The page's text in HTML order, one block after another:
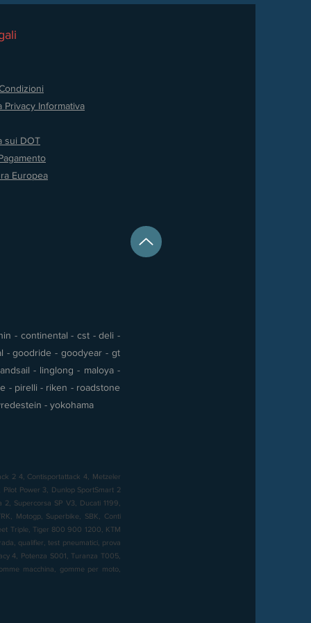
Privacy Informativa
sui DOT
Europea
- continental - cst - deli -
- goodride - goodyear - gt
- linglong - maloya -
- pirelli - riken - roadstone
- yokohama
2 4, Contisportattack 4, Metzeler
Power 3, Dunlop SportSmart 2
Supercorsa SP V3, Ducati 1199,
Motogp, Superbike, SBK, Conti
Triple, Tiger 800 900 1200, KTM
qualifier, test pneumatici, prova
4, Potenza S001, Turanza T005,
macchina, gomme per moto,